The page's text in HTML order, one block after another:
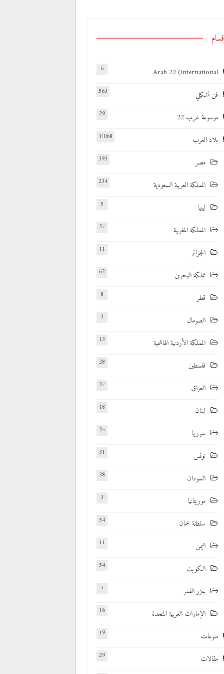
Arab 22 (International
6
فن تشكيلي 563
موسوعة عرب 22 29
بلاد العرب 1٬068
مصر 393
المملكة العربية السعودية 234
ليبيا 5
المملكة المغربية 37
الجزائر 11
مملكة البحرين 62
قطر 8
الصومال 3
المملكة الأردنية الهاشمية 13
فلسطين 28
العراق 37
لبنان 18
سوريا 35
تونس 31
السودان 38
موريتانيا 3
سلطنة عمان 54
اليمن 11
الكويت 54
جزر القمر 5
الإمارات العربية المتحدة 16
منوعات 19
مقالات 29